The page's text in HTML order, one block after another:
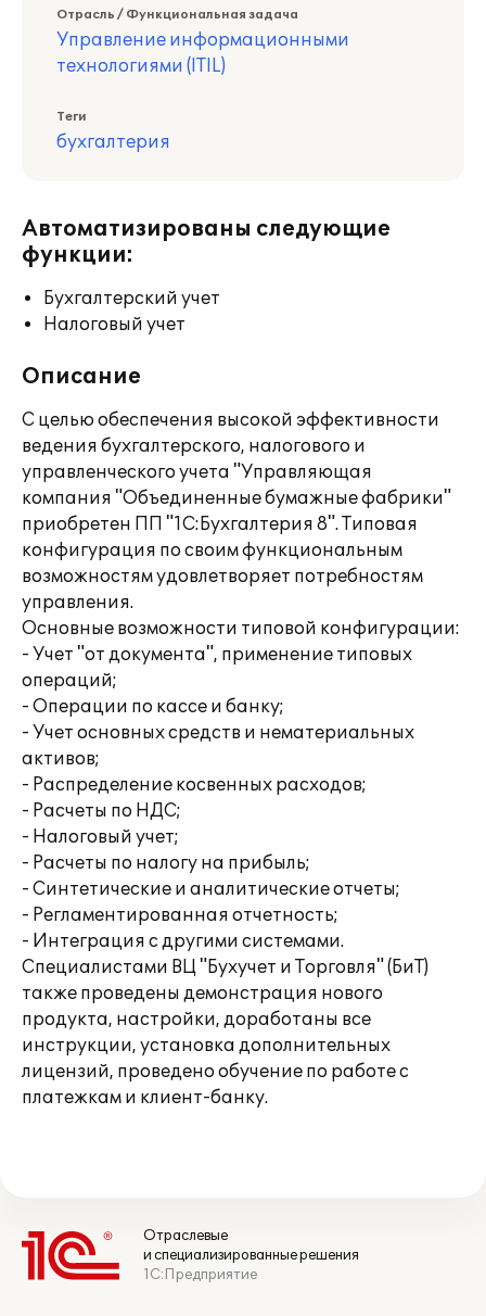
Отрасль / Функциональная задача
Управление информационными
технологиями (ITIL)
Теги
бухгалтерия
Автоматизированы следующие
функции:
Бухгалтерский учет
Налоговый учет
Описание
С целью обеспечения высокой эффективности
ведения бухгалтерского, налогового и
управленческого учета "Управляющая
компания "Объединенные бумажные фабрики"
приобретен ПП "1С:Бухгалтерия 8". Типовая
конфигурация по своим функциональным
возможностям удовлетворяет потребностям
управления.
Основные возможности типовой конфигурации:
- Учет "от документа", применение типовых
операций;
- Операции по кассе и банку;
- Учет основных средств и нематериальных
активов;
- Распределение косвенных расходов;
- Расчеты по НДС;
- Налоговый учет;
- Расчеты по налогу на прибыль;
- Синтетические и аналитические отчеты;
- Регламентированная отчетность;
- Интеграция с другими системами.
Специалистами ВЦ "Бухучет и Торговля" (БиТ)
также проведены демонстрация нового
продукта, настройки, доработаны все
инструкции, установка дополнительных
лицензий, проведено обучение по работе с
платежкам и клиент-банку.
Отраслевые
и специализированные решения
1С:Предприятие